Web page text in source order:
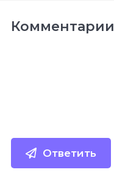
Комментарии
Ответить